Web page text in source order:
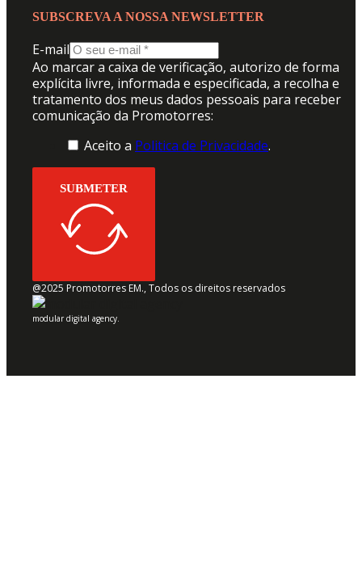
SUBSCREVA A NOSSA NEWSLETTER
E-mail
Ao marcar a caixa de verificação, autorizo de forma
explícita livre, informada e especificada, a recolha e
tratamento dos meus dados pessoais para receber
comunicação da Promotorres:
Aceito a Politica de Privacidade.
SUBMETER
@2025 Promotorres EM., Todos os direitos reservados
modular digital agency.